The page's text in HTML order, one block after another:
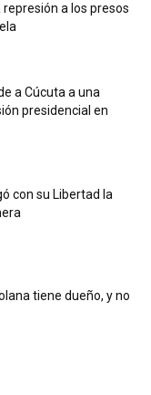
a los presos
a Cúcuta a una
presidencial en
con su Libertad la
tiene dueño, y no